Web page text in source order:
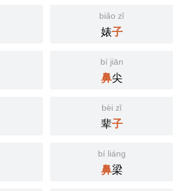
biǎo zǐ
婊子
bí jiān
鼻尖
bèi zǐ
辈子
bí liáng
鼻梁